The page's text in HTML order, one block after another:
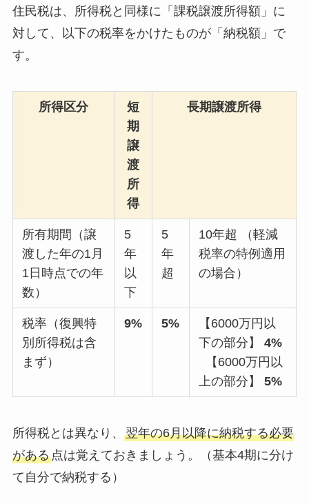
住民税は、所得税と同様に「課税譲渡所得額」に
対して、以下の税率をかけたものが「納税額」で
す。
所得区分
短
期
譲
渡
所
得
長期譲渡所得
所有期間（譲
渡した年の1月
1日時点での年
数）
5
年
以
下
5
年
超
10年超 （軽減
税率の特例適用
の場合）
税率（復興特
別所得税は含
まず）
9% 5%
【6000万円以
下の部分】4%
【6000万円以
上の部分】5%
所得税とは異なり、 翌年の6月以降に納税する必要
がある点は覚えておきましょう。（基本4期に分け
て自分で納税する）